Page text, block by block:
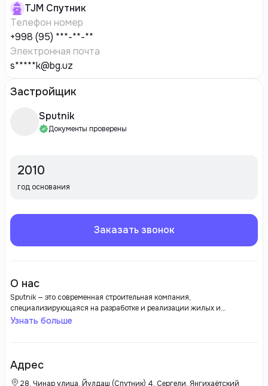
TJM Спутник
Телефон номер
+998 (95) ***-**-**
Электронная почта
s*****k@bg.uz
Застройщик
Sputnik
Документы проверены
2010
год основания
Заказать звонок
О нас
Sputnik — это современная строительная компания,
специализирующаяся на разработке и реализации жилых и
коммерческих проектов. Она зарекомендовала себя как надежный
Узнать больше
Адрес
28, Чинар улица, Йулдаш (Спутник) 4, Сергели, Янгихаётский